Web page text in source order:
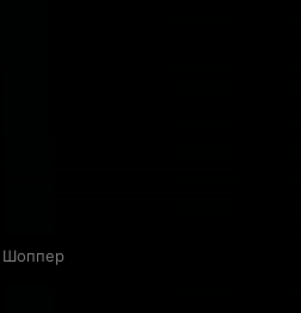
Шоппер